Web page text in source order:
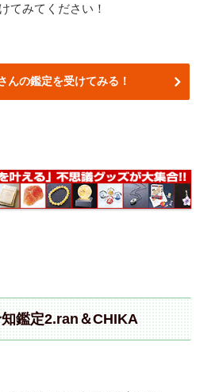
てみてください！
んの鑑定を受けてみる！
鑑定2.ran＆CHIKA